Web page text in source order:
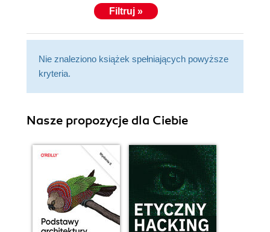
Filtruj »
Nie znaleziono książek spełniających powyższe
kryteria.
Nasze propozycje dla Ciebie